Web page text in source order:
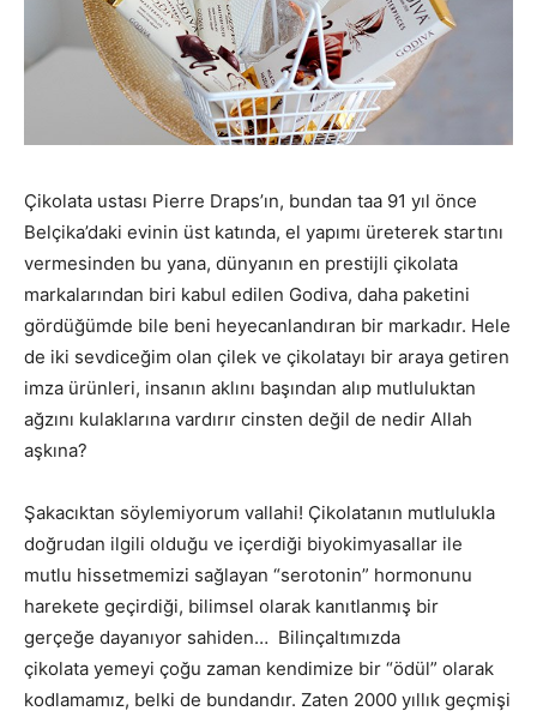
Çikolata ustası Pierre Draps’ın, bundan taa 91 yıl önce
Belçika’daki evinin üst katında, el yapımı üreterek startını
vermesinden bu yana, dünyanın en prestijli çikolata
markalarından biri kabul edilen Godiva, daha paketini
gördüğümde bile beni heyecanlandıran bir markadır. Hele
de iki sevdiceğim olan çilek ve çikolatayı bir araya getiren
imza ürünleri, insanın aklını başından alıp mutluluktan
ağzını kulaklarına vardırır cinsten değil de nedir Allah
aşkına?
Şakacıktan söylemiyorum vallahi! Çikolatanın mutlulukla
doğrudan ilgili olduğu ve içerdiği biyokimyasallar ile
mutlu hissetmemizi sağlayan “serotonin” hormonunu
harekete geçirdiği, bilimsel olarak kanıtlanmış bir
gerçeğe dayanıyor sahiden… Bilinçaltımızda
çikolata yemeyi çoğu zaman kendimize bir “ödül” olarak
kodlamamız, belki de bundandır. Zaten 2000 yıllık geçmişi